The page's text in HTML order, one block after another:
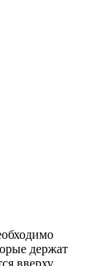
держат
вверху